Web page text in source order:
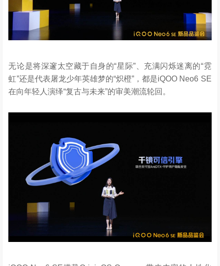
无论是将深邃太空藏于自身的“星际”、充满闪烁迷离的“霓
虹”还是代表屠龙少年英雄梦的“炽橙”，都是iQOO Neo6 SE
在向年轻人演绎“复古与未来”的审美潮流轮回。